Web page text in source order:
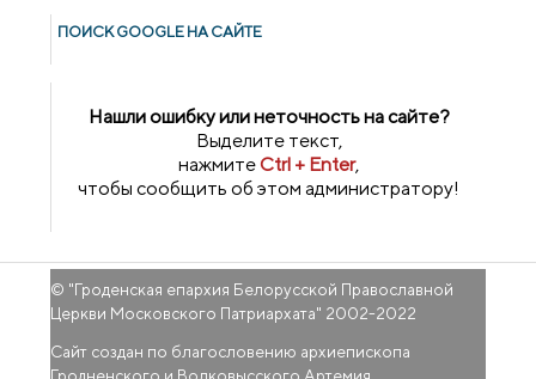
ПОИСК GOОGLE НА САЙТЕ
Нашли ошибку или неточность на сайте?
Выделите текст,
нажмитеCtrl + Enter,
чтобы сообщить об этом администратору!
© "Гроденская епархия Белорусской Православной
Церкви Московского Патриархата" 2002-2022
Сайт создан по благословению архиепископа
Гродненского и Волковысского Артемия.